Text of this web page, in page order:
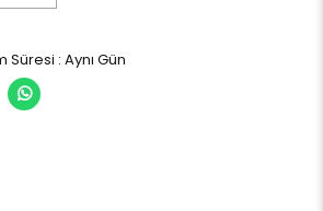
Süresi : Aynı Gün